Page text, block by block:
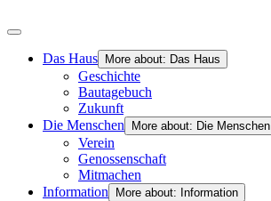
Das Haus More about: Das Haus
Geschichte
Bautagebuch
Zukunft
Die Menschen
More about: Die Menschen
Verein
Genossenschaft
Mitmachen
Information
More about: Information